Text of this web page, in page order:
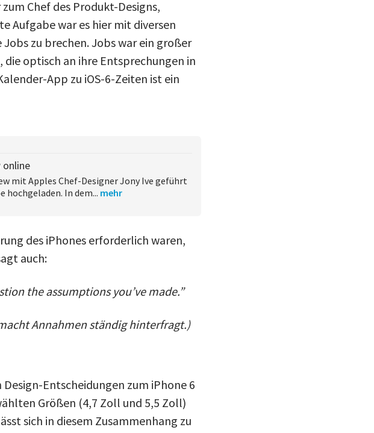
Chef des Produkt-Designs,
Aufgabe war es hier mit diversen
Jobs zu brechen. Jobs war ein großer
optisch an ihre Entsprechungen in
App zu iOS-6-Zeiten ist ein
online
mit Apples Chef-Designer Jony Ive geführt
hochgeladen. In dem... mehr
des iPhones erforderlich waren,
auch:
the assumptions you’ve made.”
Annahmen ständig hinterfragt.)
Entscheidungen zum iPhone 6
Größen (4,7 Zoll und 5,5 Zoll)
sich in diesem Zusammenhang zu